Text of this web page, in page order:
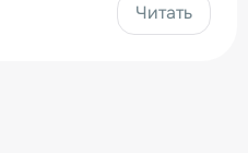
Читать